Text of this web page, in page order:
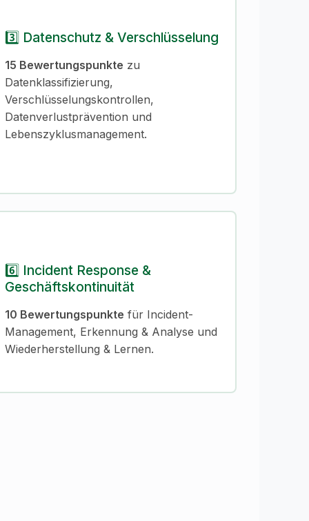
3️⃣ Datenschutz & Verschlüsselung
15 Bewertungspunkte zu
Datenklassifizierung,
Verschlüsselungskontrollen,
Datenverlustprävention und
Lebenszyklusmanagement.
6️⃣ Incident Response &
Geschäftskontinuität
10 Bewertungspunkte für Incident-
Management, Erkennung & Analyse und
Wiederherstellung & Lernen.